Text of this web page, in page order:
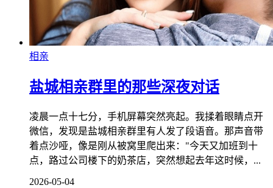
相亲
盐城相亲群里的那些深夜对话
凌晨一点十七分，手机屏幕突然亮起。我揉着眼睛点开
微信，发现是盐城相亲群里有人发了段语音。那声音带
着点沙哑，像是刚从被窝里爬出来："今天又加班到十
点，路过公司楼下的奶茶店，突然想起去年这时候，...
2026-05-04